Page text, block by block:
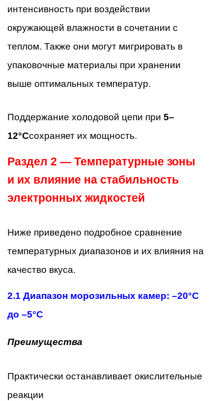
интенсивность при воздействии
окружающей влажности в сочетании с
теплом. Также они могут мигрировать в
упаковочные материалы при хранении
выше оптимальных температур.
Поддержание холодовой цепи при 5–
12°Cсохраняет их мощность.
Раздел 2 — Температурные зоны
и их влияние на стабильность
электронных жидкостей
Ниже приведено подробное сравнение
температурных диапазонов и их влияния на
качество вкуса.
2.1 Диапазон морозильных камер: –20°C
до –5°C
Преимущества
Практически останавливает окислительные
реакции